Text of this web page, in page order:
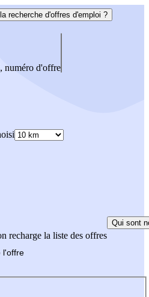
recherche d'offres d'emploi ?
numéro d'offre
recharge la liste des offres
Qui sont
l'offre